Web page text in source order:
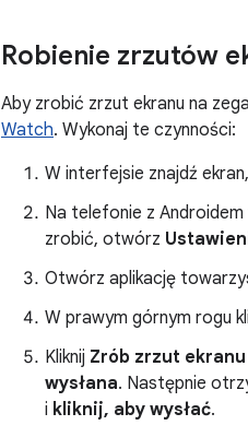
Robienie zrzutów
Aby zrobić zrzut ekranu na
Watch. Wykonaj te czynności:
W interfejsie znajdź
Na telefonie z Androidem
zrobić, otwórz
Otwórz aplikację
W prawym górnym rogu
Kliknij Zrób zrzut
wysłana. Następnie
i kliknij, aby wysłać.